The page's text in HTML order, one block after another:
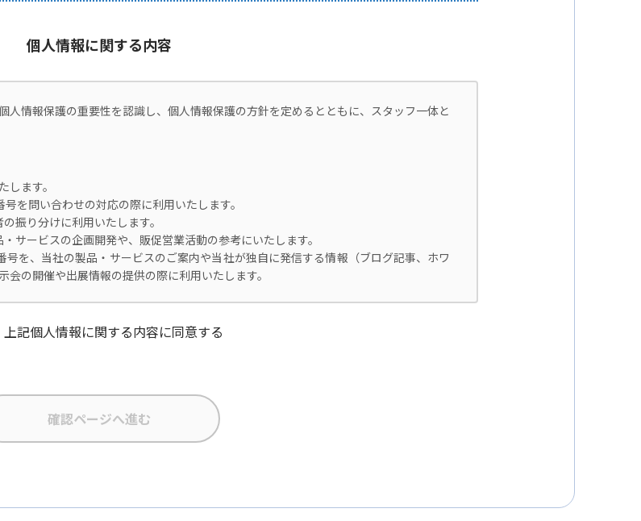
個人情報に関する内容
人情報保護の重要性を認識し、個人情報保護の方針を定めるとともに、スタッフ一体と
ます。
を問い合わせの対応の際に利用いたします。
振り分けに利用いたします。
サービスの企画開発や、販促営業活動の参考にいたします。
を、当社の製品・サービスのご案内や当社が独自に発信する情報（ブログ記事、ホワ
の開催や出展情報の提供の際に利用いたします。
個人情報を、貴方の同意なく第三者に提供することはございません。
上記個人情報に関する内容に同意する